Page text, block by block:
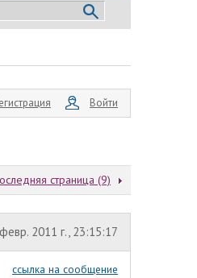
Войти
страница (9)
2011 г., 23:15:17
ссылка на сообщение